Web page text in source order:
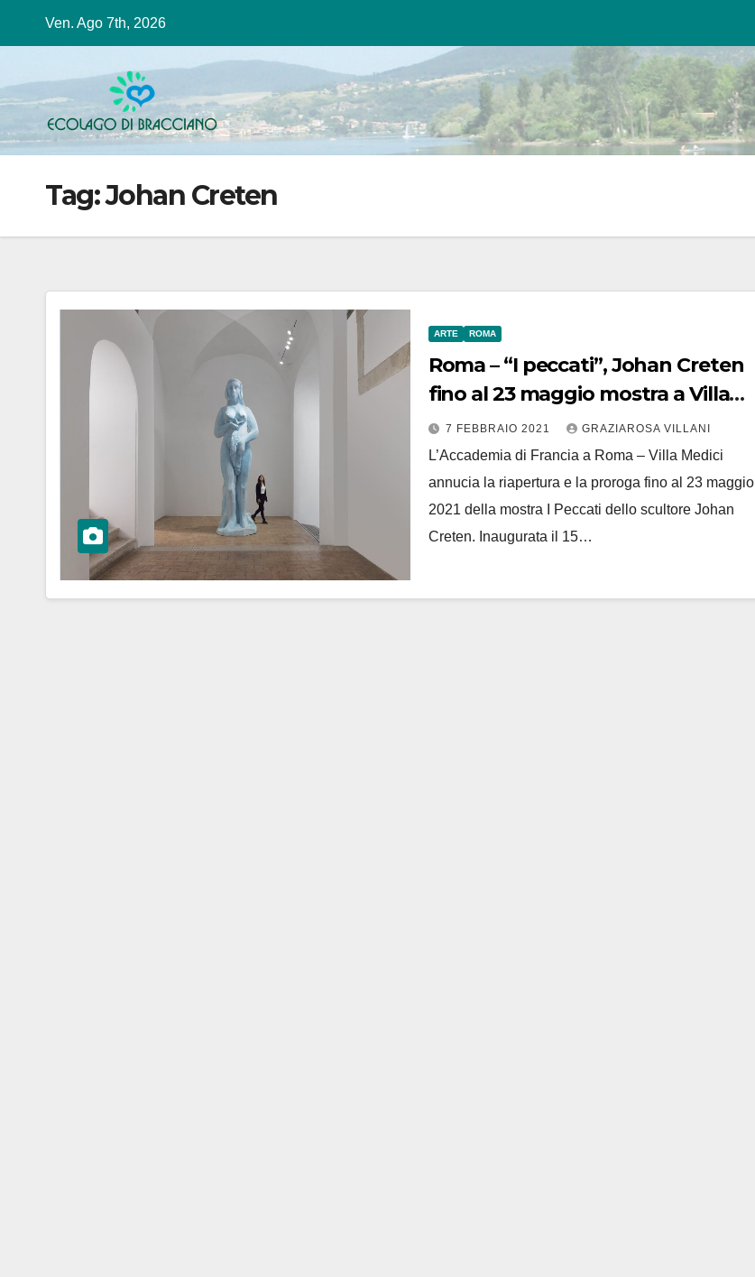
Ven. Ago 7th, 2026
Tag:Johan Creten
ARTE ROMA
Roma – “I peccati”, Johan Creten
fino al 23 maggio mostra a Villa
Medici
7 FEBBRAIO 2021 GRAZIAROSA VILLANI
L’Accademia di Francia a Roma – Villa Medici
annucia la riapertura e la proroga fino al 23 maggio
2021 della mostra I Peccati dello scultore Johan
Creten. Inaugurata il 15…